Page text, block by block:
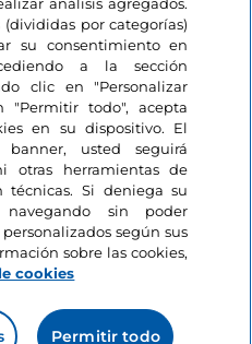
por categorías)
su consentimiento en
a la sección
clic en "Personalizar
"Permitir todo", acepta
en su dispositivo. El
usted seguirá
otras herramientas de
Si deniega su
navegando sin poder
según sus
sobre las cookies,
cookies
Permitir todo